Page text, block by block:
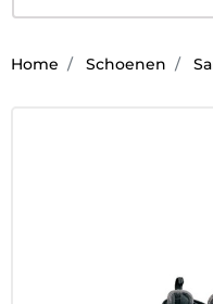
Home Schoenen